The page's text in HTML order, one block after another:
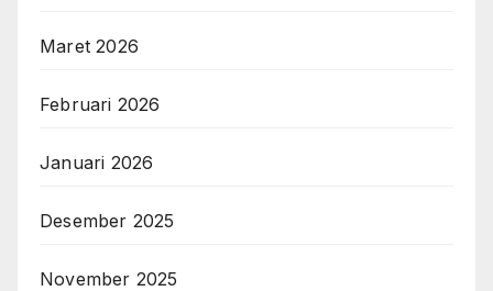
Maret 2026
Februari 2026
Januari 2026
Desember 2025
November 2025